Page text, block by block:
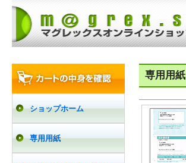
ショップホーム
専用用紙
専用用紙